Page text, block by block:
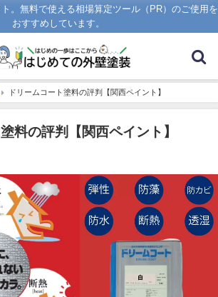
。無料で使える相場算定ツール（PR）のご使用を
おすすめしています。
ドリームコート塗料の評判【関西ペイント】
料の評判【関西ペイント】